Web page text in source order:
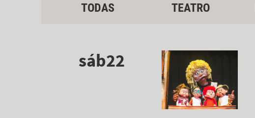
TODAS TEATRO
sáb22